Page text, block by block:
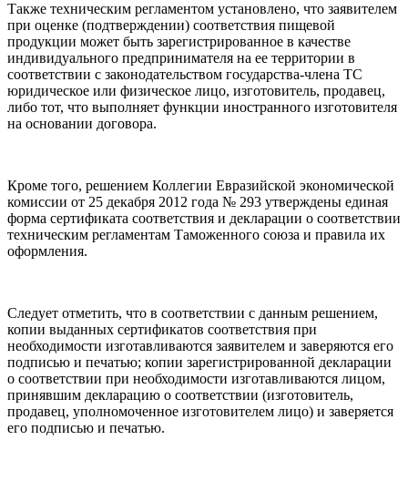
Также техническим регламентом установлено, что заявителем
при оценке (подтверждении) соответствия пищевой
продукции может быть зарегистрированное в качестве
индивидуального предпринимателя на ее территории в
соответствии с законодательством государства-члена ТС
юридическое или физическое лицо, изготовитель, продавец,
либо тот, что выполняет функции иностранного изготовителя
на основании договора.
Кроме того, решением Коллегии Евразийской экономической
комиссии от 25 декабря 2012 года № 293 утверждены единая
форма сертификата соответствия и декларации о соответствии
техническим регламентам Таможенного союза и правила их
оформления.
Следует отметить, что в соответствии с данным решением,
копии выданных сертификатов соответствия при
необходимости изготавливаются заявителем и заверяются его
подписью и печатью; копии зарегистрированной декларации
о соответствии при необходимости изготавливаются лицом,
принявшим декларацию о соответствии (изготовитель,
продавец, уполномоченное изготовителем лицо) и заверяется
его подписью и печатью.